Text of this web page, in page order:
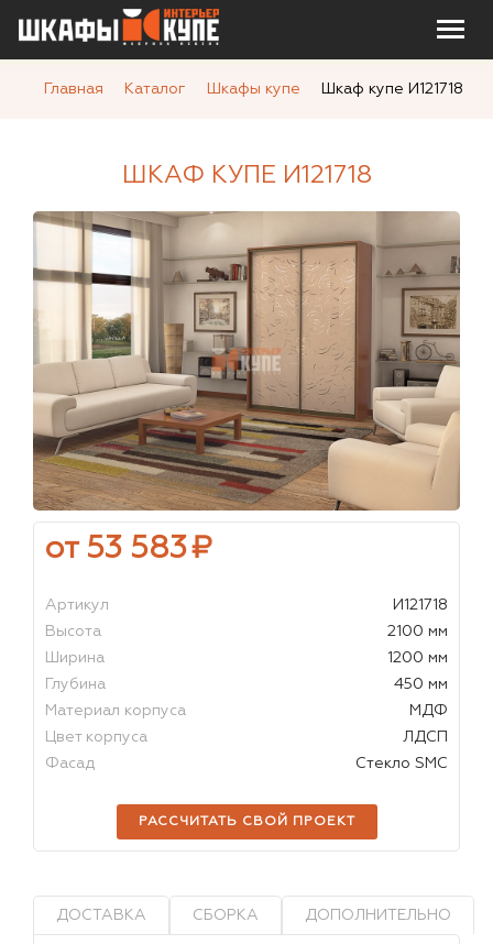
Главная Каталог Шкафы купе Шкаф купе И121718
ШКАФ КУПЕ И121718
от 53 583₽
Артикул
И121718
Высота
2100 мм
Ширина
1200 мм
Глубина
450 мм
Материал корпуса
МДФ
Цвет корпуса
ЛДСП
Фасад
Стекло SMC
РАССЧИТАТЬ СВОЙ ПРОЕКТ
ДОСТАВКА СБОРКА ДОПОЛНИТЕЛЬНО